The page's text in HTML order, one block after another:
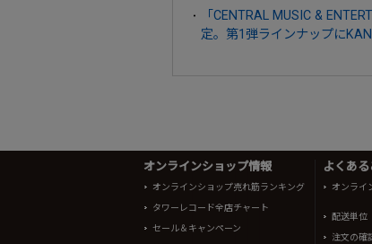
「CENTRAL MUSIC &
定。第1弾ラインナップに
オンラインショップ情報
オンラインショップ売れ筋ランキング
タワーレコード全店チャート
セール＆キャンペーン
よくあ
オンライ
配送単位
注文の確